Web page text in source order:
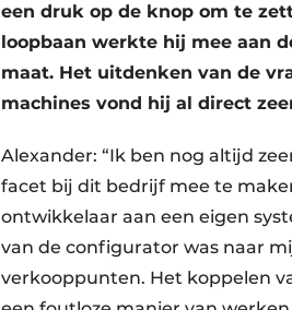
een druk op de knop om te
loopbaan werkte hij mee aan
maat. Het uitdenken van de
machines vond hij al direct
Alexander: “Ik ben nog altijd
facet bij dit bedrijf mee te
ontwikkelaar aan een eigen
van de configurator was naar
verkooppunten. Het koppelen